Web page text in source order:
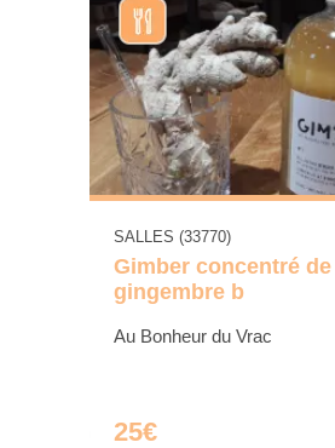
SALLES (33770)
Gimber concentré de
gingembre b
Au Bonheur du Vrac
25€